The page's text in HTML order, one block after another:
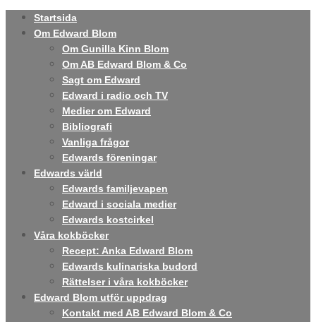
Startsida
Om Edward Blom
Om Gunilla Kinn Blom
Om AB Edward Blom & Co
Sagt om Edward
Edward i radio och TV
Medier om Edward
Bibliografi
Vanliga frågor
Edwards föreningar
Edwards värld
Edwards familjevapen
Edward i sociala medier
Edwards kostcirkel
Våra kokböcker
Recept: Anka Edward Blom
Edwards kulinariska budord
Rättelser i våra kokböcker
Edward Blom utför uppdrag
Kontakt med AB Edward Blom & Co